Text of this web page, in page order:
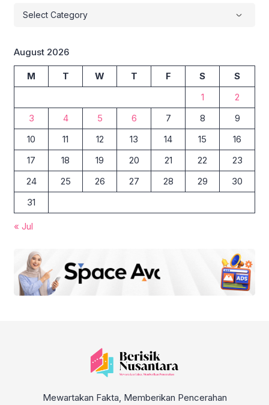
August 2026
M T W T F S
S
1
2
3
4 5 6 7 8
9
10
11 12 13 14 15
16
17
18 19 20 21 22
23
24
25 26 27 28 29
30
31
« Jul
Mewartakan Fakta, Memberikan Pencerahan